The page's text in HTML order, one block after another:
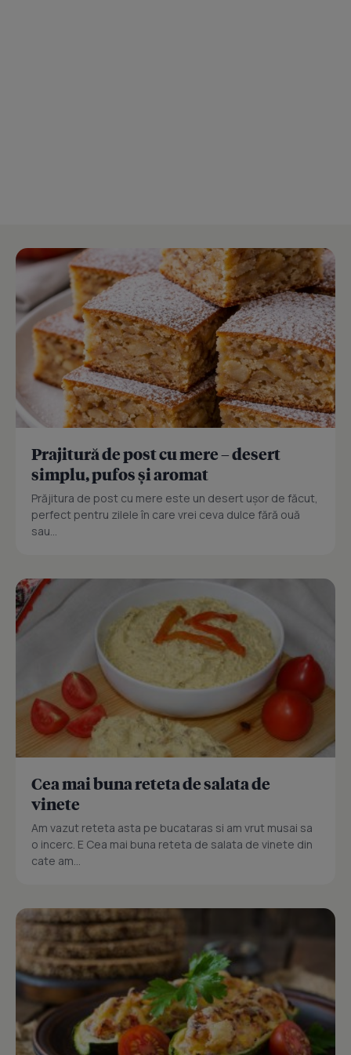
Prajitură de post cu mere – desert
simplu, pufos și aromat
Prăjitura de post cu mere este un desert ușor de făcut,
perfect pentru zilele în care vrei ceva dulce fără ouă
sau...
Cea mai buna reteta de salata de
vinete
Am vazut reteta asta pe bucataras si am vrut musai sa
o incerc. E Cea mai buna reteta de salata de vinete din
cate am...